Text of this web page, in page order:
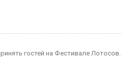
гостей на Фестивале Лотосов.